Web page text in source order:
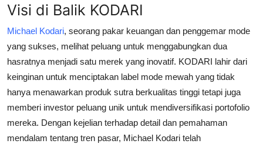
Advertise with US
Business
Finance
Tech
Hosting
Visi di Balik KODARI
Michael Kodari, seorang pakar keuangan dan penggemar mode
yang sukses, melihat peluang untuk menggabungkan dua
hasratnya menjadi satu merek yang inovatif. KODARI lahir dari
keinginan untuk menciptakan label mode mewah yang tidak
hanya menawarkan produk sutra berkualitas tinggi tetapi juga
memberi investor peluang unik untuk mendiversifikasi portofolio
mereka. Dengan kejelian terhadap detail dan pemahaman
mendalam tentang tren pasar, Michael Kodari telah